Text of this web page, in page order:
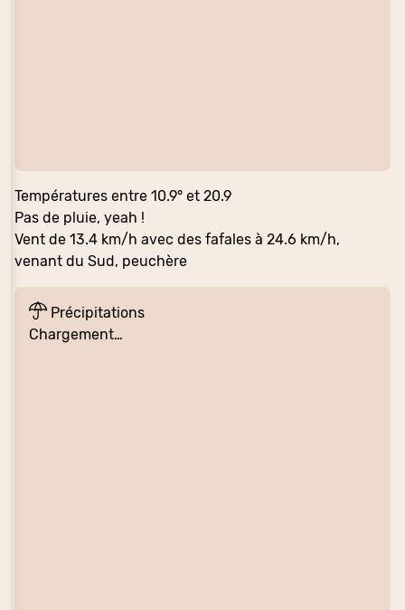
Températures entre 10.9° et 20.9
Pas de pluie, yeah !
Vent de 13.4 km/h avec des fafales à 24.6 km/h,
venant du Sud, peuchère
Précipitations
Chargement…